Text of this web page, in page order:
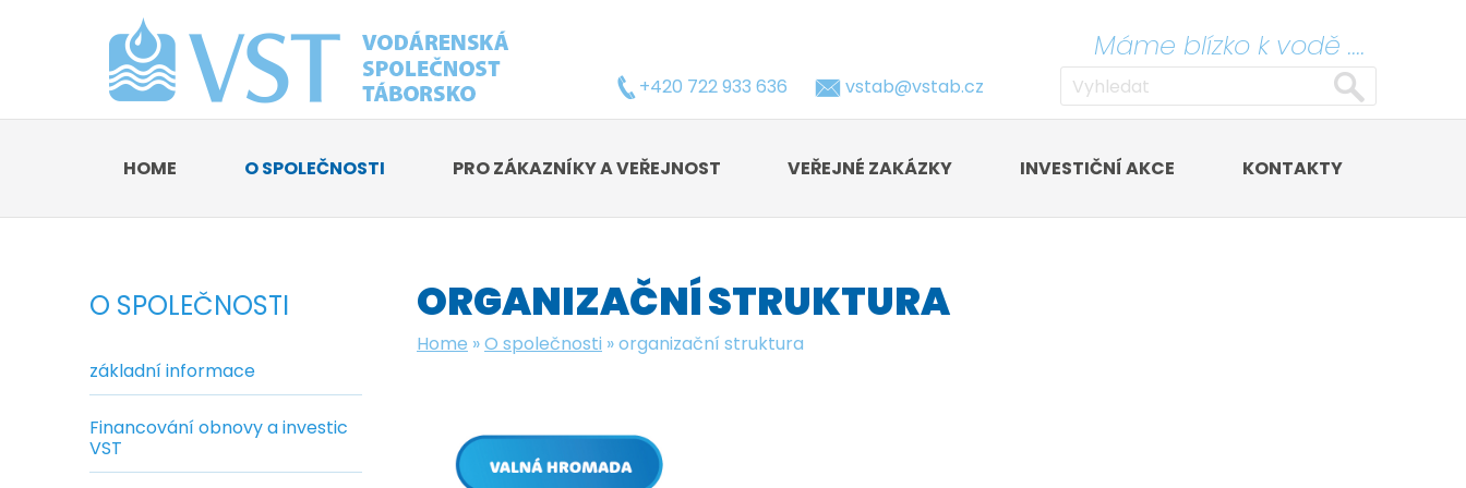
Máme blízko k vodě ....
+420 722 933 636 vstab@vstab.cz
HOME O SPOLEČNOSTI PRO ZÁKAZNÍKY A VEŘEJNOST VEŘEJNÉ ZAKÁZKY INVESTIČNÍ AKCE KONTAKTY
O SPOLEČNOSTI
základní informace
Financování obnovy a investic
VST
ORGANIZAČNÍ STRUKTURA
Home »O společnosti »organizační struktura